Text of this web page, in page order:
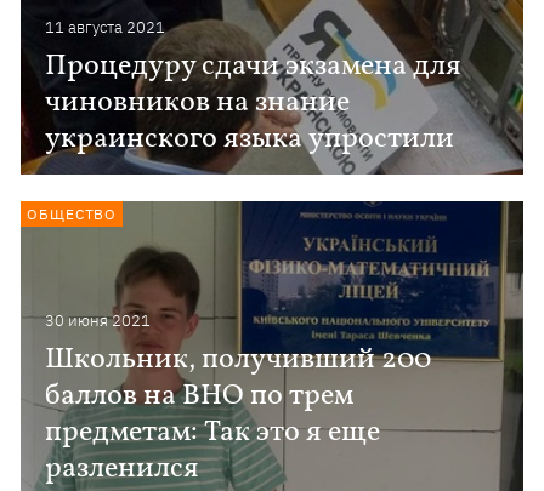
11 августа 2021
Процедуру сдачи экзамена для
чиновников на знание
украинского языка упростили
30 июня 2021
Школьник, получивший 200
баллов на ВНО по трем
предметам: Так это я еще
разленился
ОБЩЕСТВО